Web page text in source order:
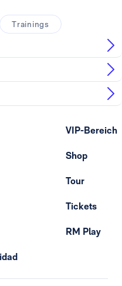
Trainings
VIP-Bereich
Shop
Tour
Tickets
RM Play